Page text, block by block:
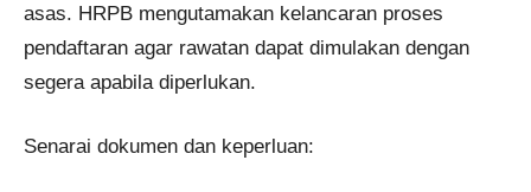
asas. HRPB mengutamakan kelancaran proses
pendaftaran agar rawatan dapat dimulakan dengan
segera apabila diperlukan.
Senarai dokumen dan keperluan: